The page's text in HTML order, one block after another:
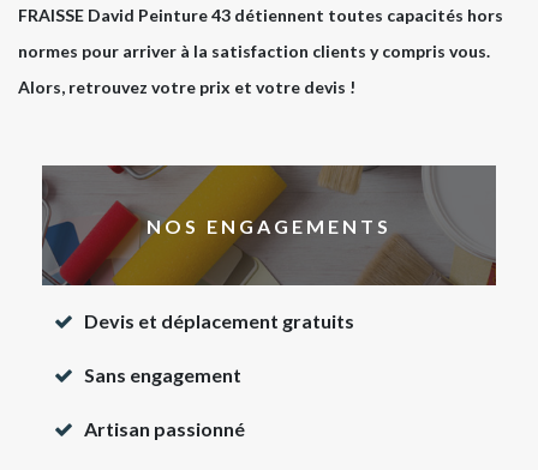
FRAISSE David Peinture 43 détiennent toutes capacités hors
normes pour arriver à la satisfaction clients y compris vous.
Alors, retrouvez votre prix et votre devis !
NOS ENGAGEMENTS
Devis et déplacement gratuits
Sans engagement
Artisan passionné